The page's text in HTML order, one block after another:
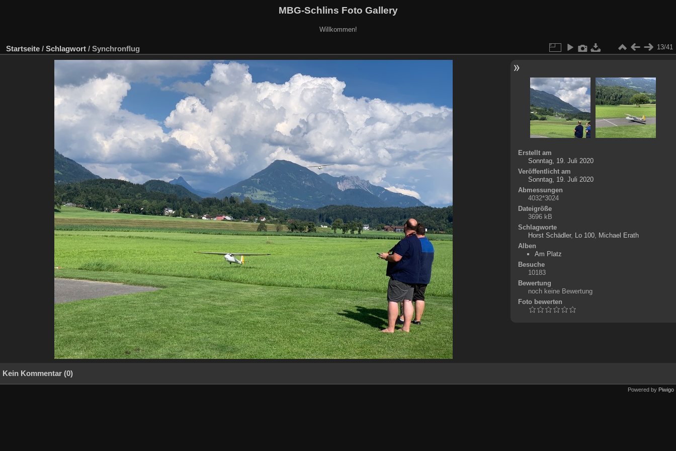
MBG-Schlins Foto Gallery
Willkommen!
Startseite / Schlagwort / Synchronflug 13/41
Erstellt am
Sonntag, 19. Juli 2020
Veröffentlicht am
Sonntag, 19. Juli 2020
Abmessungen
4032*3024
Dateigröße
3696 kB
Schlagworte
Horst Schädler, Lo 100, Michael Erath
Alben
Am Platz
Besuche
10183
Bewertung
noch keine Bewertung
Foto bewerten
Kein Kommentar (0)
Powered by Piwigo